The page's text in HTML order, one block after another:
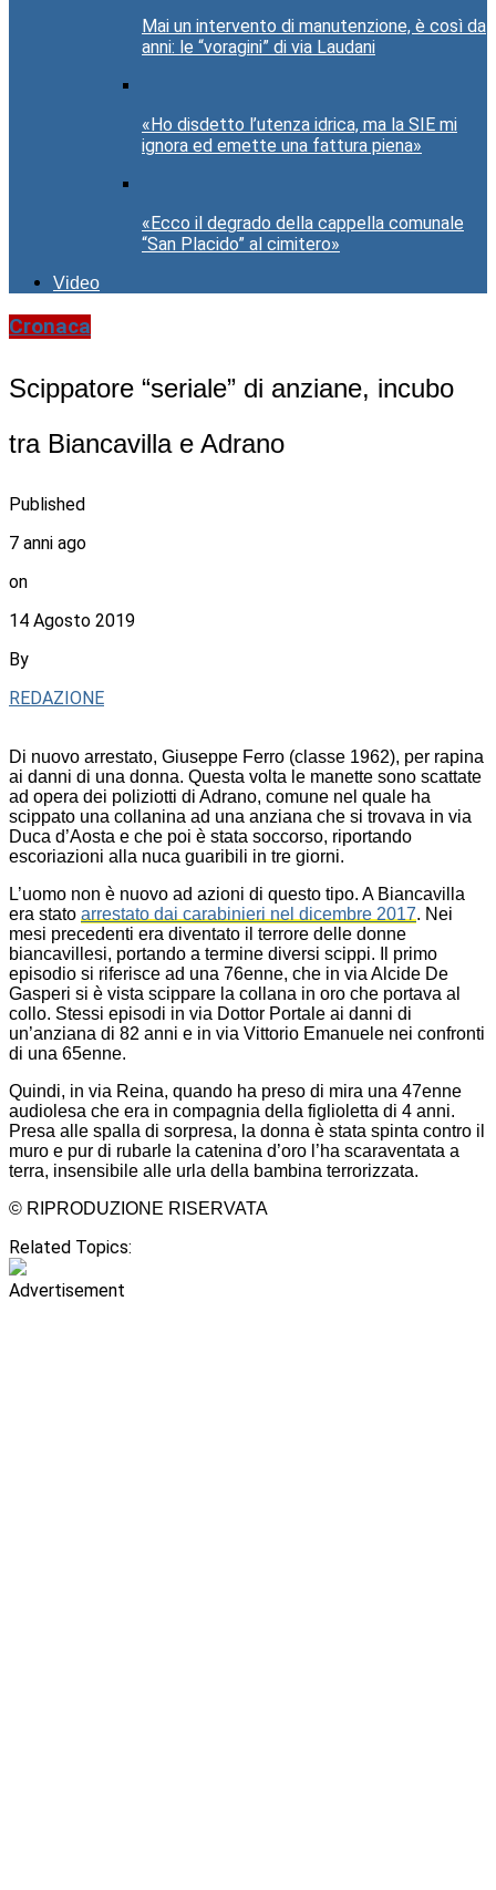
Mai un intervento di manutenzione, è così da
anni: le “voragini” di via Laudani
«Ho disdetto l’utenza idrica, ma la SIE mi
ignora ed emette una fattura piena»
«Ecco il degrado della cappella comunale
“San Placido” al cimitero»
Video
Cronaca
Scippatore “seriale” di anziane, incubo
tra Biancavilla e Adrano
Published
7 anni ago
on
14 Agosto 2019
By
REDAZIONE
Di nuovo arrestato, Giuseppe Ferro (classe 1962), per rapina
ai danni di una donna. Questa volta le manette sono scattate
ad opera dei poliziotti di Adrano, comune nel quale ha
scippato una collanina ad una anziana che si trovava in via
Duca d’Aosta e che poi è stata soccorso, riportando
escoriazioni alla nuca guaribili in tre giorni.
L’uomo non è nuovo ad azioni di questo tipo. A Biancavilla
era stato arrestato dai carabinieri nel dicembre 2017. Nei
mesi precedenti era diventato il terrore delle donne
biancavillesi, portando a termine diversi scippi. Il primo
episodio si riferisce ad una 76enne, che in via Alcide De
Gasperi si è vista scippare la collana in oro che portava al
collo. Stessi episodi in via Dottor Portale ai danni di
un’anziana di 82 anni e in via Vittorio Emanuele nei confronti
di una 65enne.
Quindi, in via Reina, quando ha preso di mira una 47enne
audiolesa che era in compagnia della figlioletta di 4 anni.
Presa alle spalla di sorpresa, la donna è stata spinta contro il
muro e pur di rubarle la catenina d’oro l’ha scaraventata a
terra, insensibile alle urla della bambina terrorizzata.
© RIPRODUZIONE RISERVATA
Related Topics:
Advertisement